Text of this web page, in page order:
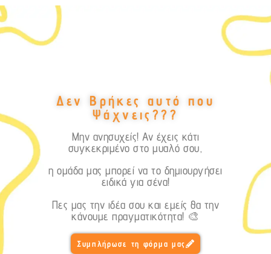
Δεν Βρήκες αυτό που
Ψάχνεις???
Μην ανησυχείς! Αν έχεις κάτι
συγκεκριμένο στο μυαλό σου,
η ομάδα μας μπορεί να το δημιουργήσει
ειδικά για σένα!
Πες μας την ιδέα σου και εμείς θα την
κάνουμε πραγματικότητα! 🎨
Συμπλήρωσε τη φόρμα μας